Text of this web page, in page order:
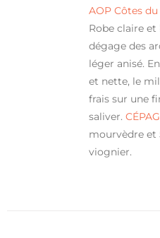
AOP Côtes
Robe claire et
dégage des
léger anisé.
et nette, le
frais sur une
saliver.
mourvèdre et
viognier.